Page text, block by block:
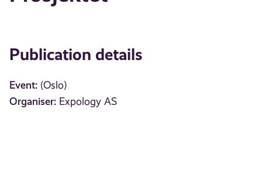
Publication details
Event: (Oslo)
Organiser: Expology AS